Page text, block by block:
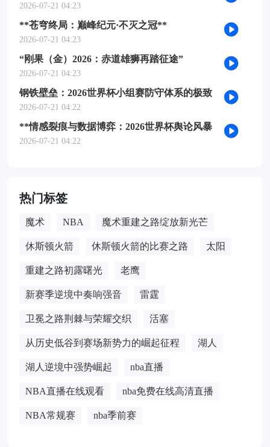
变”
2026-07-21 04:23
**苍穹终局：巅峰纪元·不灭之冠**
2026-07-21 04:23
“刚果（金）2026：赤道雄狮再踏征途”
2026-07-21 04:23
钢铁壁垒：2026世界杯小组赛防守体系的极致
博弈
2026-07-21 04:22
**情感裂痕与数据博弈：2026世界杯舆论风暴
的多维解构**
2026-07-21 04:22
热门标签
魔术 NBA 魔术重建之路绽放新光芒
休斯顿火箭 休斯顿火箭的比赛之路 太阳
重建之路初露曙光 老鹰
新赛季逆境中奏响强音 雷霆
卫冕之路荆棘与荣耀交织 活塞
从历史低谷到赛场新势力的崛起征程 湖人
湖人逆境中强势崛起 nba直播
NBA直播在线观看 nba免费在线高清直播
NBA常规赛 nba季前赛